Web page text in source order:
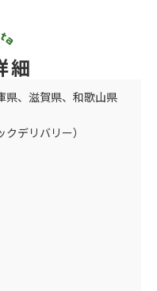
細
県、 滋賀県、 和歌山県
デリバリー）